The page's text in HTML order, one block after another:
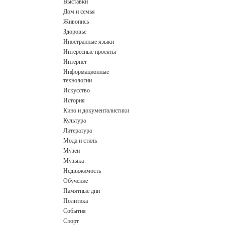
Дом и семья
Живопись
Здоровье
Иностранные языки
Интересные проекты
Интернет
Информационные
технологии
Искусство
История
Кино и документалистики
Культура
Литература
Мода и стиль
Музеи
Музыка
Недвижимость
Обучение
Памятные дни
Политика
События
Спорт